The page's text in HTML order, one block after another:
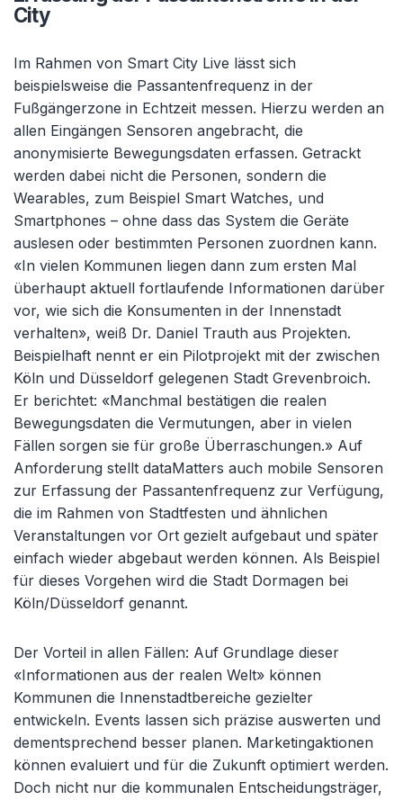
City
Im Rahmen von Smart City Live lässt sich
beispielsweise die Passantenfrequenz in der
Fußgängerzone in Echtzeit messen. Hierzu werden an
allen Eingängen Sensoren angebracht, die
anonymisierte Bewegungsdaten erfassen. Getrackt
werden dabei nicht die Personen, sondern die
Wearables, zum Beispiel Smart Watches, und
Smartphones – ohne dass das System die Geräte
auslesen oder bestimmten Personen zuordnen kann.
«In vielen Kommunen liegen dann zum ersten Mal
überhaupt aktuell fortlaufende Informationen darüber
vor, wie sich die Konsumenten in der Innenstadt
verhalten», weiß Dr. Daniel Trauth aus Projekten.
Beispielhaft nennt er ein Pilotprojekt mit der zwischen
Köln und Düsseldorf gelegenen Stadt Grevenbroich.
Er berichtet: «Manchmal bestätigen die realen
Bewegungsdaten die Vermutungen, aber in vielen
Fällen sorgen sie für große Überraschungen.» Auf
Anforderung stellt dataMatters auch mobile Sensoren
zur Erfassung der Passantenfrequenz zur Verfügung,
die im Rahmen von Stadtfesten und ähnlichen
Veranstaltungen vor Ort gezielt aufgebaut und später
einfach wieder abgebaut werden können. Als Beispiel
für dieses Vorgehen wird die Stadt Dormagen bei
Köln/Düsseldorf genannt.
Der Vorteil in allen Fällen: Auf Grundlage dieser
«Informationen aus der realen Welt» können
Kommunen die Innenstadtbereiche gezielter
entwickeln. Events lassen sich präzise auswerten und
dementsprechend besser planen. Marketingaktionen
können evaluiert und für die Zukunft optimiert werden.
Doch nicht nur die kommunalen Entscheidungsträger,